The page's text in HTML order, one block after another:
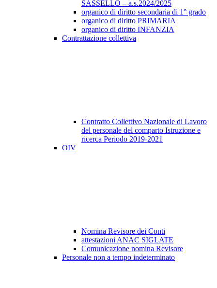
SASSELLO – a.s.2024/2025
organico di diritto secondaria di 1° grado
organico di diritto PRIMARIA
organico di diritto INFANZIA
Contrattazione collettiva
Contratto Collettivo Nazionale di Lavoro
del personale del comparto Istruzione e
ricerca Periodo 2019-2021
OIV
Nomina Revisore dei Conti
attestazioni ANAC SIGLATE
Comunicazione nomina Revisore
Personale non a tempo indeterminato